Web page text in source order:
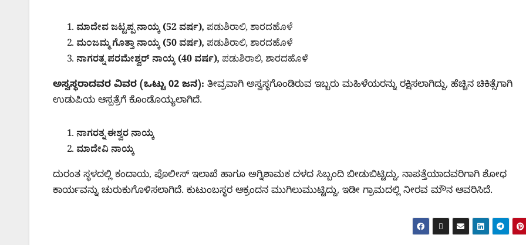
ಮಾದೇವ ಜಟ್ಟಪ್ಪ ನಾಯ್ಕ (52 ವರ್ಷ),ಪಡುಶಿರಾಲಿ, ಶಾರದಹೊಳೆ
ಮಂಜಮ್ಮ ಗೊತ್ತಾ ನಾಯ್ಕ (50 ವರ್ಷ),ಪಡುಶಿರಾಲಿ, ಶಾರದಹೊಳೆ
ನಾಗರತ್ನ ಪರಮೇಶ್ವರ್ ನಾಯ್ಕ (40 ವರ್ಷ),ಪಡುಶಿರಾಲಿ, ಶಾರದಹೊಳೆ
ಅಸ್ವಸ್ಥರಾದವರ ವಿವರ (ಒಟ್ಟು 02 ಜನ): ತೀವ್ರವಾಗಿ ಅಸ್ವಸ್ಥಗೊಂಡಿರುವ ಇಬ್ಬರು ಮಹಿಳೆಯರನ್ನು ರಕ್ಷಿಸಲಾಗಿದ್ದು, ಹೆಚ್ಚಿನ ಚಿಕಿತ್ಸೆಗಾಗಿ
ಉಡುಪಿಯ ಆಸ್ಪತ್ರೆಗೆ ಕೊಂಡೊಯ್ಯಲಾಗಿದೆ.
ನಾಗರತ್ನ ಈಶ್ವರ ನಾಯ್ಕ
ಮಾದೇವಿ ನಾಯ್ಕ
ದುರಂತ ಸ್ಥಳದಲ್ಲಿ ಕಂದಾಯ, ಪೊಲೀಸ್ ಇಲಾಖೆ ಹಾಗೂ ಅಗ್ನಿಶಾಮಕ ದಳದ ಸಿಬ್ಬಂದಿ ಬೀಡುಬಿಟ್ಟಿದ್ದು, ನಾಪತ್ತೆಯಾದವರಿಗಾಗಿ ಶೋಧ
ಕಾರ್ಯವನ್ನು ಚುರುಕುಗೊಳಿಸಲಾಗಿದೆ. ಕುಟುಂಬಸ್ಥರ ಆಕ್ರಂದನ ಮುಗಿಲುಮುಟ್ಟಿದ್ದು, ಇಡೀ ಗ್ರಾಮದಲ್ಲಿ ನೀರವ ಮೌನ ಆವರಿಸಿದೆ.